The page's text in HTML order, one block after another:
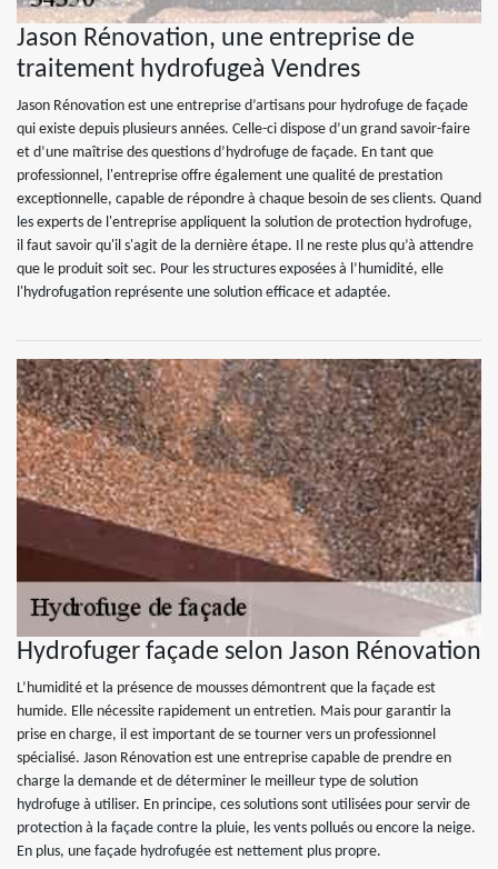
Jason Rénovation, une entreprise de
traitement hydrofugeà Vendres
Jason Rénovation est une entreprise d’artisans pour hydrofuge de façade
qui existe depuis plusieurs années. Celle-ci dispose d’un grand savoir-faire
et d’une maîtrise des questions d’hydrofuge de façade. En tant que
professionnel, l'entreprise offre également une qualité de prestation
exceptionnelle, capable de répondre à chaque besoin de ses clients. Quand
les experts de l'entreprise appliquent la solution de protection hydrofuge,
il faut savoir qu'il s'agit de la dernière étape. Il ne reste plus qu’à attendre
que le produit soit sec. Pour les structures exposées à l’humidité, elle
l'hydrofugation représente une solution efficace et adaptée.
Hydrofuger façade selon Jason Rénovation
L’humidité et la présence de mousses démontrent que la façade est
humide. Elle nécessite rapidement un entretien. Mais pour garantir la
prise en charge, il est important de se tourner vers un professionnel
spécialisé. Jason Rénovation est une entreprise capable de prendre en
charge la demande et de déterminer le meilleur type de solution
hydrofuge à utiliser. En principe, ces solutions sont utilisées pour servir de
protection à la façade contre la pluie, les vents pollués ou encore la neige.
En plus, une façade hydrofugée est nettement plus propre.